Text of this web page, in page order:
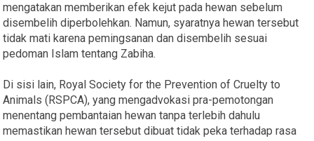
mengatakan memberikan efek kejut pada hewan sebelum
disembelih diperbolehkan. Namun, syaratnya hewan tersebut
tidak mati karena pemingsanan dan disembelih sesuai
pedoman Islam tentang Zabiha.
Di sisi lain, Royal Society for the Prevention of Cruelty to
Animals (RSPCA), yang mengadvokasi pra-pemotongan
menentang pembantaian hewan tanpa terlebih dahulu
memastikan hewan tersebut dibuat tidak peka terhadap rasa